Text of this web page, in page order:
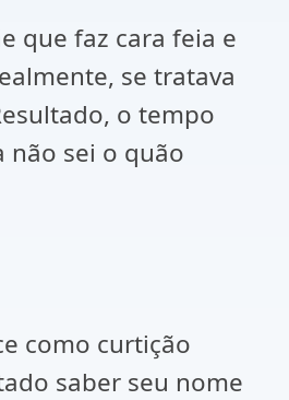
que faz cara feia e
se tratava
o tempo
não sei o quão
como curtição
saber seu nome